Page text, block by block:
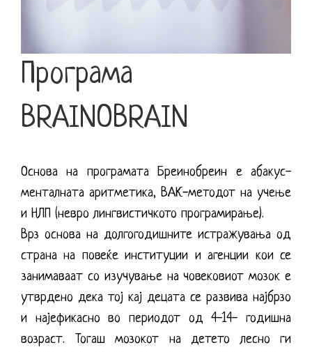
Програма
BRAINOBRAIN
Основа на програмата Бреинобреин е абакус-
менталната аритметика, ВАК-методот на учење
и НЛП (невро лингвистичкото програмирање).
Врз основа на долгогодишните истражувања од
страна на повеќе институции и агенции кои се
занимаваат со изучување на човековиот мозок е
утврдено дека тој кај децата се развива најбрзо
и најефикасно во периодот од 4-14- годишна
возраст. Тогаш мозокот на детето лесно ги